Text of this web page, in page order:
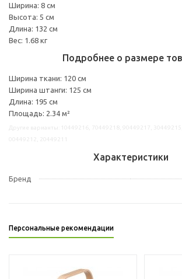
Ширина: 8 см
Высота: 5 см
Длина: 132 см
Вес: 1.68 кг
Подробнее о размере
Ширина ткани: 120 см
Ширина штанги: 125 см
Длина: 195 см
Площадь: 2.34 м²
Характеристики
Бренд
Персональные рекомендации